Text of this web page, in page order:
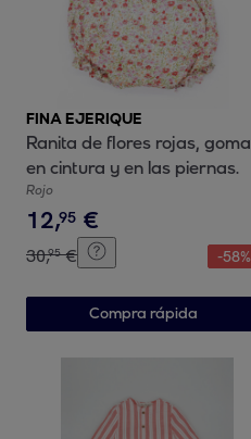
FINA EJERIQUE
Ranita de flores rojas, goma
en cintura y en las piernas.
Rojo
12,95 €
30,95 € -58%
Compra rápida